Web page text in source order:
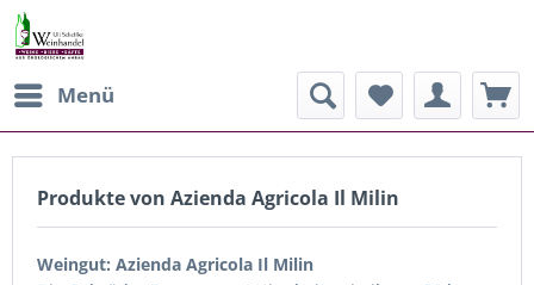
Menü
Produkte von Azienda Agricola Il Milin
Weingut: Azienda Agricola Il Milin